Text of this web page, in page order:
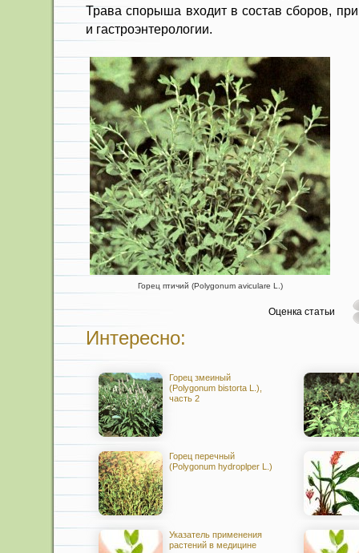
Трава спорыша входит в сос­тав сборов,
и гастроэнтерологии.
Горец птичий (Polygonum aviculare L.)
Оценка статьи
Интересно:
Горец змеиный
(Polygonum bistorta L.),
часть 2
Горец перечный
(Polygonum hydroplper L.)
Указатель применения
растений в медицине